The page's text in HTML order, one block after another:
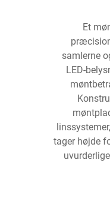
Et
samlerne
LED-
tager højde